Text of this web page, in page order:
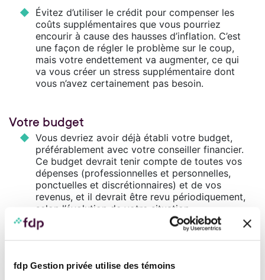
fdp Gestion privée utilise des témoins
Évitez d’utiliser le crédit pour compenser les
coûts supplémentaires que vous pourriez
encourir à cause des hausses d’inflation. C’est
une façon de régler le problème sur le coup,
mais votre endettement va augmenter, ce qui
va vous créer un stress supplémentaire dont
vous n’avez certainement pas besoin.
Votre budget
Vous devriez avoir déjà établi votre budget,
préférablement avec votre conseiller financier.
Ce budget devrait tenir compte de toutes vos
dépenses (professionnelles et personnelles,
ponctuelles et discrétionnaires) et de vos
revenus, et il devrait être revu périodiquement,
selon l’évolution de votre situation.
Notre conseil
importante et que vous sentez que ça
commence à déraper, n’attendez pas et parlez à